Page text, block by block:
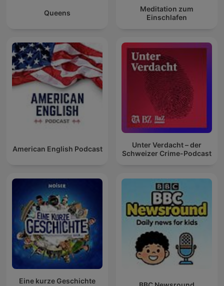
Queens
Meditation zum
Einschlafen
American English Podcast
Unter Verdacht – der
Schweizer Crime-Podcast
Eine kurze Geschichte